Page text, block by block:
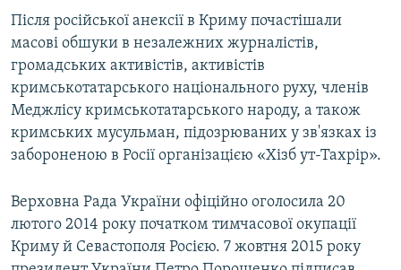
Після російської анексії в Криму почастішали
масові обшуки в незалежних журналістів,
громадських активістів, активістів
кримськотатарського національного руху, членів
Меджлісу кримськотатарського народу, а також
кримських мусульман, підозрюваних у зв'язках із
забороненою в Росії організацією «Хізб ут-Тахрір».
Верховна Рада України офіційно оголосила 20
лютого 2014 року початком тимчасової окупації
Криму й Севастополя Росією. 7 жовтня 2015 року